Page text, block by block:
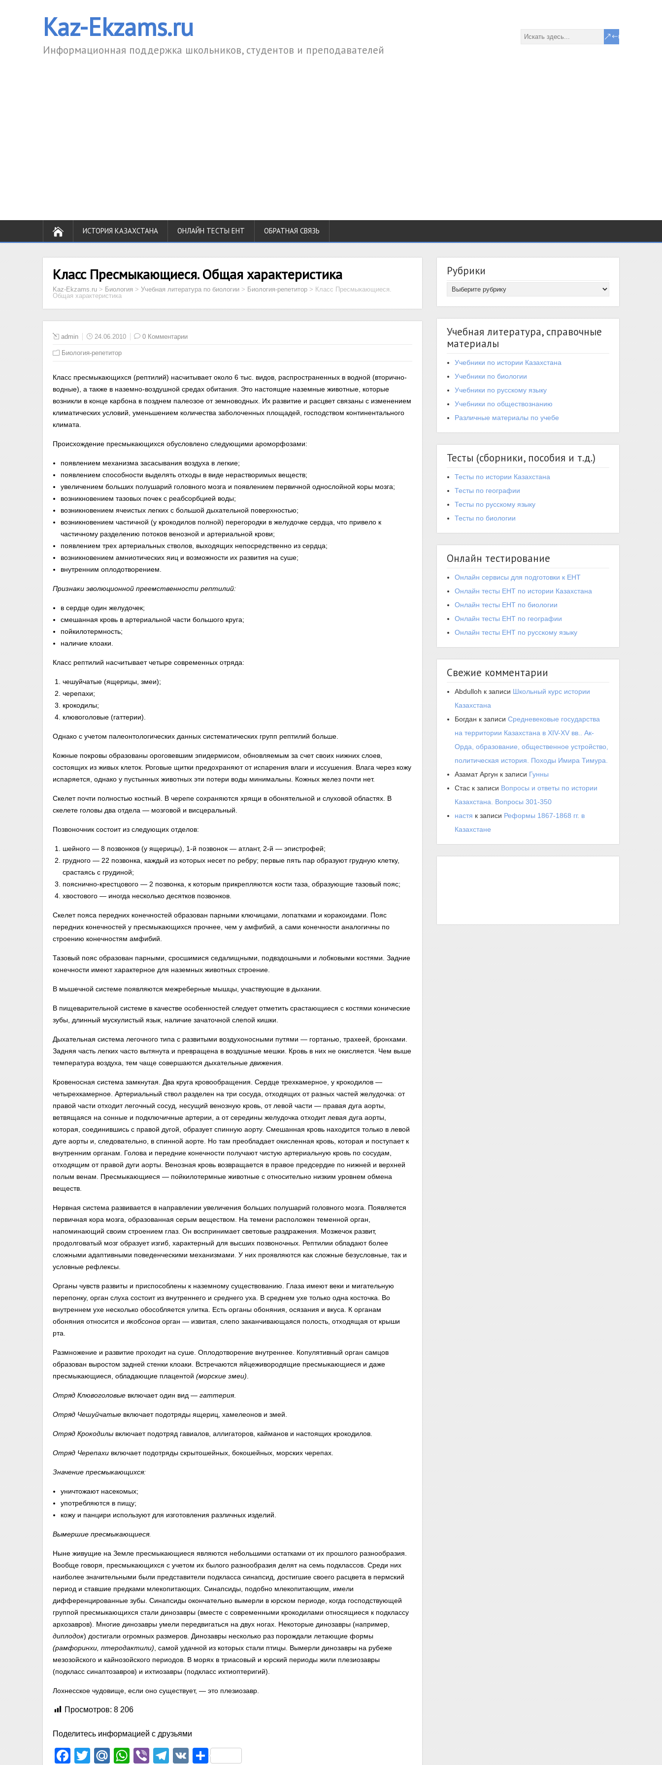
Kaz-Ekzams.ru
Информационная поддержка школьников, студентов и преподавателей
ИСТОРИЯ КАЗАХСТАНА ОНЛАЙН ТЕСТЫ ЕНТ ОБРАТНАЯ СВЯЗЬ
Класс Пресмыкающиеся. Общая характеристика
Kaz-Ekzams.ru > Биология > Учебная литература по биологии > Биология-репетитор > Класс Пресмыкающиеся.
Общая характеристика
admin 24.06.2010 0 Комментарии
Биология-репетитор
Класс пресмыкающихся (рептилий) насчитывает около 6 тыс. видов, распространенных в водной (вторично-
водные), а также в наземно-воздушной средах обитания. Это настоящие наземные животные, которые
возникли в конце карбона в позднем палеозое от земноводных. Их развитие и расцвет связаны с изменением
климатических условий, уменьшением количества заболоченных площадей, господством континентального
климата.
Происхождение пресмыкающихся обусловлено следующими ароморфозами:
появлением механизма засасывания воздуха в легкие;
появлением способности выделять отходы в виде нерастворимых веществ;
увеличением больших полушарий головного мозга и появлением первичной однослойной коры мозга;
возникновением тазовых почек с реабсорбцией воды;
возникновением ячеистых легких с большой дыхательной поверхностью;
возникновением частичной (у крокодилов полной) перегородки в желудочке сердца, что привело к
частичному разделению потоков венозной и артериальной крови;
появлением трех артериальных стволов, выходящих непосредственно из сердца;
возникновением амниотических яиц и возможности их развития на суше;
внутренним оплодотворением.
Признаки эволюционной преемственности рептилий:
в сердце один желудочек;
смешанная кровь в артериальной части большого круга;
пойкилотермность;
наличие клоаки.
Класс рептилий насчитывает четыре современных отряда:
чешуйчатые (ящерицы, змеи);
черепахи;
крокодилы;
клювоголовые (гаттерии).
Однако с учетом палеонтологических данных систематических групп рептилий больше.
Кожные покровы образованы ороговевшим эпидермисом, обновляемым за счет своих нижних слоев,
состоящих из живых клеток. Роговые щитки предохраняют от испарения влаги и иссушения. Влага через кожу
испаряется, однако у пустынных животных эти потери воды минимальны. Кожных желез почти нет.
Скелет почти полностью костный. В черепе сохраняются хрящи в обонятельной и слуховой областях. В
скелете головы два отдела — мозговой и висцеральный.
Позвоночник состоит из следующих отделов:
шейного — 8 позвонков (у ящерицы), 1-й позвонок — атлант, 2-й — эпистрофей;
грудного — 22 позвонка, каждый из которых несет по ребру; первые пять пар образуют грудную клетку,
срастаясь с грудиной;
пояснично-крестцового — 2 позвонка, к которым прикрепляются кости таза, образующие тазовый пояс;
хвостового — иногда несколько десятков позвонков.
Скелет пояса передних конечностей образован парными ключицами, лопатками и коракоидами. Пояс
передних конечностей у пресмыкающихся прочнее, чем у амфибий, а сами конечности аналогичны по
строению конечностям амфибий.
Тазовый пояс образован парными, сросшимися седалищными, подвздошными и лобковыми костями. Задние
конечности имеют характерное для наземных животных строение.
В мышечной системе появляются межреберные мышцы, участвующие в дыхании.
В пищеварительной системе в качестве особенностей следует отметить срастающиеся с костями конические
зубы, длинный мускулистый язык, наличие зачаточной слепой кишки.
Дыхательная система легочного типа с развитыми воздухоносными путями — гортанью, трахеей, бронхами.
Задняя часть легких часто вытянута и превращена в воздушные мешки. Кровь в них не окисляется. Чем выше
температура воздуха, тем чаще совершаются дыхательные движения.
Кровеносная система замкнутая. Два круга кровообращения. Сердце трехкамерное, у крокодилов —
четырехкамерное. Артериальный ствол разделен на три сосуда, отходящих от разных частей желудочка: от
правой части отходит легочный сосуд, несущий венозную кровь, от левой части — правая дуга аорты,
ветвящаяся на сонные и подключичные артерии, а от середины желудочка отходит левая дуга аорты,
которая, соединившись с правой дугой, образует спинную аорту. Смешанная кровь находится только в левой
дуге аорты и, следовательно, в спинной аорте. Но там преобладает окисленная кровь, которая и поступает к
внутренним органам. Голова и передние конечности получают чистую артериальную кровь по сосудам,
отходящим от правой дуги аорты. Венозная кровь возвращается в правое предсердие по нижней и верхней
полым венам. Пресмыкающиеся — пойкилотермные животные с относительно низким уровнем обмена
веществ.
Нервная система развивается в направлении увеличения больших полушарий головного мозга. Появляется
первичная кора мозга, образованная серым веществом. На темени расположен теменной орган,
напоминающий своим строением глаз. Он воспринимает световые раздражения. Мозжечок развит,
продолговатый мозг образует изгиб, характерный для высших позвоночных. Рептилии обладают более
сложными адаптивными поведенческими механизмами. У них проявляются как сложные безусловные, так и
условные рефлексы.
Органы чувств развиты и приспособлены к наземному существованию. Глаза имеют веки и мигательную
перепонку, орган слуха состоит из внутреннего и среднего уха. В среднем ухе только одна косточка. Во
внутреннем ухе несколько обособляется улитка. Есть органы обоняния, осязания и вкуса. К органам
обоняния относится и якобсонов орган — извитая, слепо заканчивающаяся полость, отходящая от крыши
рта.
Размножение и развитие проходит на суше. Оплодотворение внутреннее. Копулятивный орган самцов
образован выростом задней стенки клоаки. Встречаются яйцеживородящие пресмыкающиеся и даже
пресмыкающиеся, обладающие плацентой (морские змеи)
Отряд Клювоголовые включает один вид — гаттерия.
Отряд Чешуйчатые включает подотряды ящериц, хамелеонов и змей.
Отряд Крокодилы включает подотряд гавиалов, аллигаторов, кайманов и настоящих крокодилов.
Отряд Черепахи включает подотряды скрытошейных, бокошейных, морских черепах.
Значение пресмыкающихся:
уничтожают насекомых;
употребляются в пищу;
кожу и панцири используют для изготовления различных изделий.
Вымершие пресмыкающиеся.
Ныне живущие на Земле пресмыкающиеся являются небольшими остатками от их прошлого разнообразия.
Вообще говоря, пресмыкающихся с учетом их былого разнообразия делят на семь подклассов. Среди них
наиболее значительными были представители подкласса синапсид, достигшие своего расцвета в пермский
период и ставшие предками млекопитающих. Синапсиды, подобно млекопитающим, имели
дифференцированные зубы. Синапсиды окончательно вымерли в юрском периоде, когда господствующей
группой пресмыкающихся стали динозавры (вместе с современными крокодилами относящиеся к подклассу
архозавров). Многие динозавры умели передвигаться на двух ногах. Некоторые динозавры (например,
диплодок) достигали огромных размеров. Динозавры несколько раз порождали летающие формы
(рамфоринхи, птеродактили) , самой удачной из которых стали птицы. Вымерли динозавры на рубеже
мезозойского и кайнозойского периодов. В морях в триасовый и юрский периоды жили плезиозавры
(подкласс синаптозавров) и ихтиозавры (подкласс ихтиоптеригий).
Лохнесское чудовище, если оно существует, — это плезиозавр.
Просмотров: 8 206
Поделитесь информацией с друзьями
Facebook
TwitterMail.Ru
WhatsApp
ViberTelegram
VK Отправить
Рубрики
Учебная литература, справочные
материалы
Учебники по истории Казахстана
Учебники по биологии
Учебники по русскому языку
Учебники по обществознанию
Различные материалы по учебе
Тесты (сборники, пособия и т.д.)
Тесты по истории Казахстана
Тесты по географии
Тесты по русскому языку
Тесты по биологии
Онлайн тестирование
Онлайн сервисы для подготовки к ЕНТ
Онлайн тесты ЕНТ по истории Казахстана
Онлайн тесты ЕНТ по биологии
Онлайн тесты ЕНТ по географии
Онлайн тесты ЕНТ по русскому языку
Свежие комментарии
Abdulloh к записи Школьный курс истории
Казахстана
Богдан к записи Средневековые государства
на территории Казахстана в XIV-XV вв.. Ак-
Орда, образование, общественное устройство,
политическая история. Походы Имира Тимура.
Азамат Аргун к записи Гунны
Стас к записи Вопросы и ответы по истории
Казахстана. Вопросы 301-350
настя к записи Реформы 1867-1868 гг. в
Казахстане